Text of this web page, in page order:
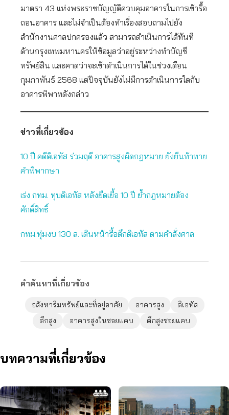
มาตรา 43 แห่งพระราชบัญญัติควบคุมอาคารในการเข้ารื้อ
ถอนอาคาร และไม่จำเป็นต้องทำเรื่องสอบถามไปยัง
สำนักงานศาลปกครองแล้ว สามารถดำเนินการได้ทันที
ด้านกรุงเทพมหานครให้ข้อมูลว่าอยู่ระหว่างทำบัญชี
ทรัพย์สิน และคาดว่าจะเข้าดำเนินการได้ในช่วงเดือน
กุมภาพันธ์ 2568 แต่ปัจจุบันยังไม่มีการดำเนินการใดกับ
อาคารพิพาทดังกล่าว
ข่าวที่เกี่ยวข้อง
10 ปี คดีดิเอทัส ร่วมฤดี อาคารสูงผิดกฎหมาย ยังยืนท้าทาย
คำพิพากษา
เร่ง กทม. ทุบดิเอทัส หลังยืดเยื้อ 10 ปี ย้ำกฎหมายต้อง
ศักดิ์สิทธิ์
กทม.ทุ่มงบ 130 ล. เดินหน้ารื้อตึกดิเอทัส ตามคำสั่งศาล
คำค้นหาที่เกี่ยวข้อง
อสังหาริมทรัพย์และที่อยู่อาศัย อาคารสูง
ดิเอทัส
ตึกสูง
อาคารสูงในซอยแคบ ตึกสูงซอยแคบ
บทความที่เกี่ยวข้อง